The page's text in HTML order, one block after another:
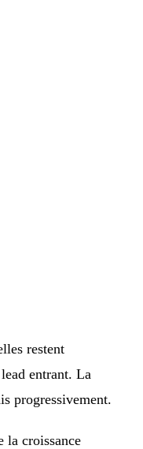
restent
entrant. La
progressivement.
la croissance